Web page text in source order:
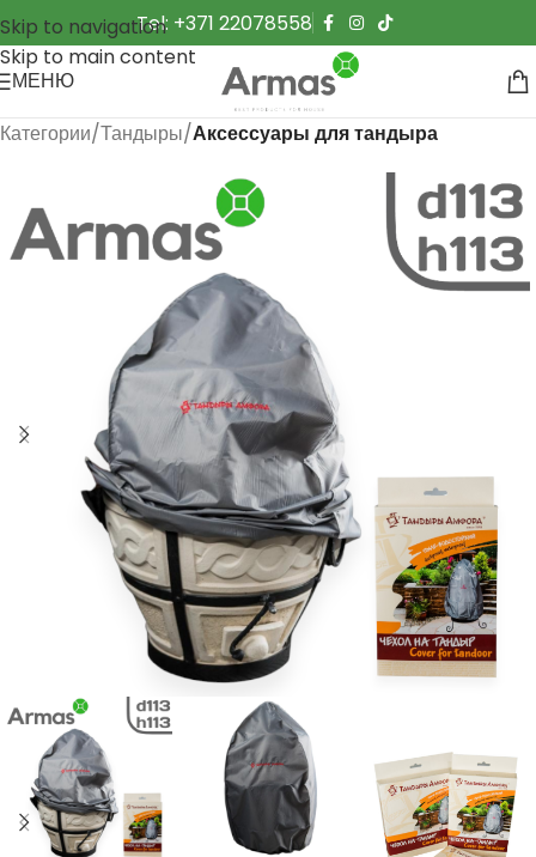
Skip to navigation
Skip to main content
Tel: +371 22078558
МЕНЮ
Категории Тандыры Аксессуары для тандыра